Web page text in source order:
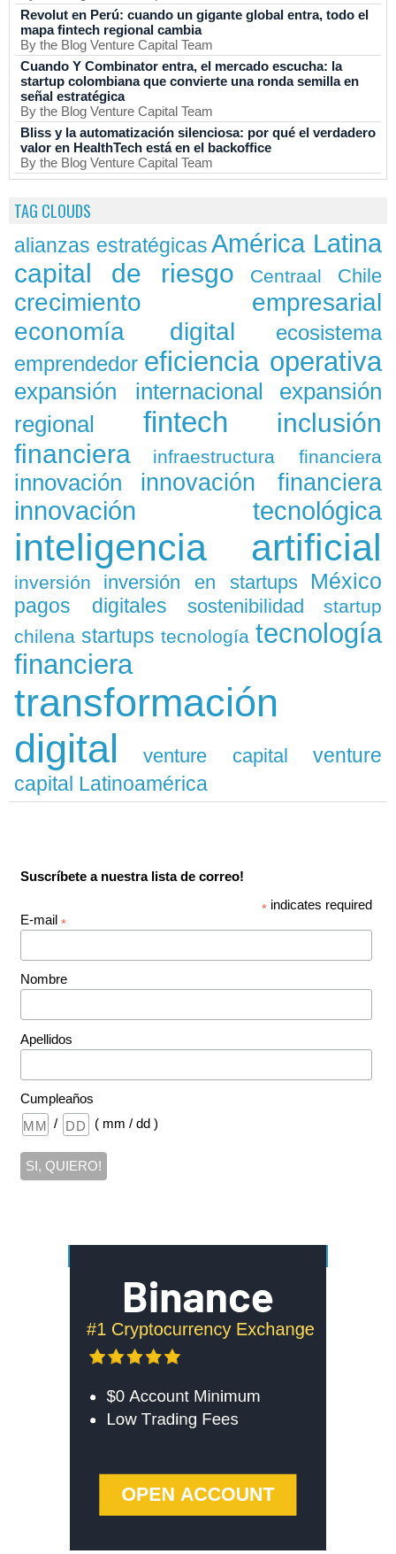
Revolut en Perú: cuando un gigante global entra, todo el
mapa fintech regional cambia
By the Blog Venture Capital Team
Cuando Y Combinator entra, el mercado escucha: la
startup colombiana que convierte una ronda semilla en
señal estratégica
By the Blog Venture Capital Team
Bliss y la automatización silenciosa: por qué el verdadero
valor en HealthTech está en el backoffice
By the Blog Venture Capital Team
TAG CLOUDS
alianzas estratégicas América Latina
capital de riesgo Centraal Chile
crecimiento empresarial
economía digital
ecosistema
emprendedor eficiencia operativa
expansión internacional
expansión
regional
fintech
inclusión
financiera
infraestructura financiera
innovación innovación financiera
innovación tecnológica
inteligencia artificial
inversión inversión en startups México
pagos digitales sostenibilidad
startup
chilena startups tecnología tecnología
financiera
transformación
digital
venture capital
venture
capital Latinoamérica
Suscríbete a nuestra lista de correo!
* indicates required
E-mail *
Nombre
Apellidos
Cumpleaños
/
( mm / dd )